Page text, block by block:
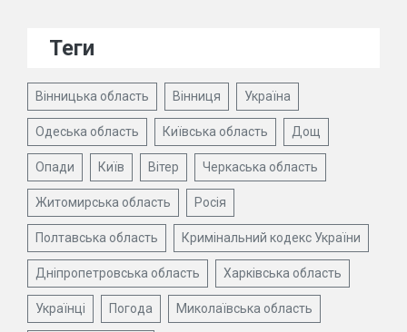
Теги
Вінницька область Вінниця Україна
Одеська область Київська область Дощ
Опади Київ Вітер Черкаська область
Житомирська область Росія
Полтавська область Кримінальний кодекс України
Дніпропетровська область Харківська область
Українці Погода Миколаївська область